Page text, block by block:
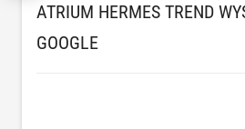
ATRIUM HERMES TREND
GOOGLE